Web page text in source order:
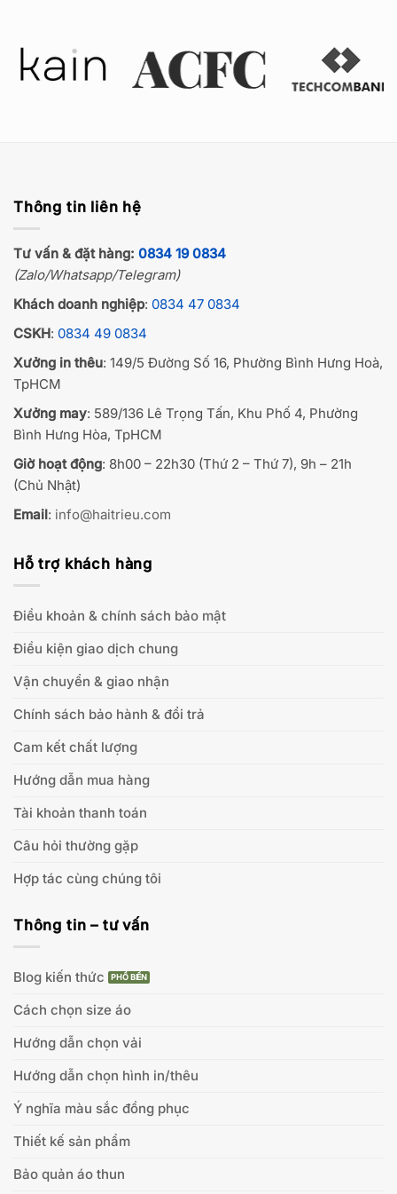
Thông tin liên hệ
Tư vấn & đặt hàng: 0834 19 0834
(Zalo/Whatsapp/Telegram)
Khách doanh nghiệp: 0834 47 0834
CSKH: 0834 49 0834
Xưởng in thêu: 149/5 Đường Số 16, Phường Bình Hưng Hoà,
TpHCM
Xưởng may: 589/136 Lê Trọng Tấn, Khu Phố 4, Phường
Bình Hưng Hòa, TpHCM
Giờ hoạt động: 8h00 – 22h30 (Thứ 2 – Thứ 7), 9h – 21h
(Chủ Nhật)
Email: info@haitrieu.com
Hỗ trợ khách hàng
Điều khoản & chính sách bảo mật
Điều kiện giao dịch chung
Vận chuyển & giao nhận
Chính sách bảo hành & đổi trả
Cam kết chất lượng
Hướng dẫn mua hàng
Tài khoản thanh toán
Câu hỏi thường gặp
Hợp tác cùng chúng tôi
Thông tin – tư vấn
Blog kiến thức
Cách chọn size áo
Hướng dẫn chọn vải
Hướng dẫn chọn hình in/thêu
Ý nghĩa màu sắc đồng phục
Thiết kế sản phẩm
Bảo quản áo thun